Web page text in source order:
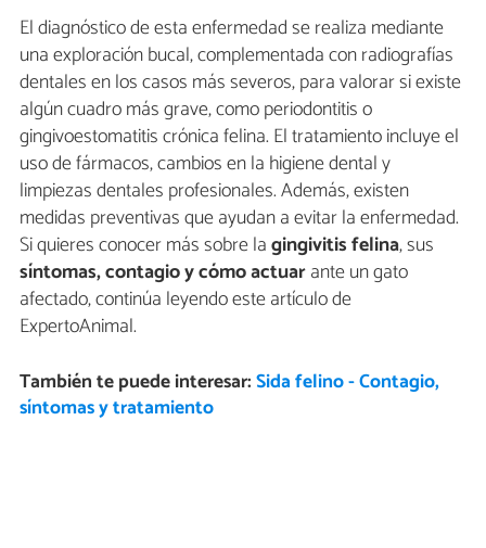
El diagnóstico de esta enfermedad se realiza mediante
una exploración bucal, complementada con radiografías
dentales en los casos más severos, para valorar si existe
algún cuadro más grave, como periodontitis o
gingivoestomatitis crónica felina. El tratamiento incluye el
uso de fármacos, cambios en la higiene dental y
limpiezas dentales profesionales. Además, existen
medidas preventivas que ayudan a evitar la enfermedad.
Si quieres conocer más sobre lagingivitis felina, sus
síntomas, contagio y cómo actuarante un gato
afectado, continúa leyendo este artículo de
ExpertoAnimal.
También te puede interesar:Sida felino - Contagio,
síntomas y tratamiento